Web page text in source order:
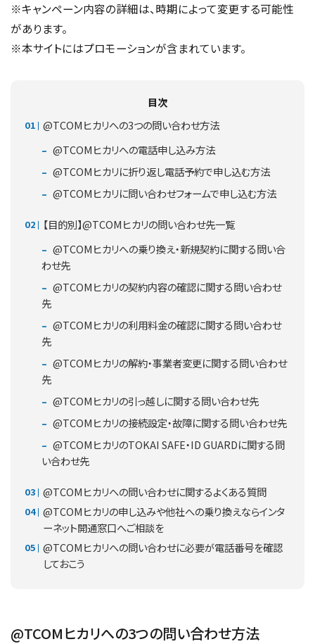
※キャンペーン内容の詳細は、時期によって変更する可能性
があります。
※本サイトにはプロモーションが含まれています。
目次
@TCOMヒカリへの3つの問い合わせ方法
@TCOMヒカリへの電話申し込み方法
@TCOMヒカリに折り返し電話予約で申し込む方法
@TCOMヒカリに問い合わせフォームで申し込む方法
【目的別】@TCOMヒカリの問い合わせ先一覧
@TCOMヒカリへの乗り換え・新規契約に関する問い合
わせ先
@TCOMヒカリの契約内容の確認に関する問い合わせ
先
@TCOMヒカリの利用料金の確認に関する問い合わせ
先
@TCOMヒカリの解約・事業者変更に関する問い合わせ
先
@TCOMヒカリの引っ越しに関する問い合わせ先
@TCOMヒカリの接続設定・故障に関する問い合わせ先
@TCOMヒカリのTOKAI SAFE・ID GUARDに関する問
い合わせ先
@TCOMヒカリへの問い合わせに関するよくある質問
@TCOMヒカリの申し込みや他社への乗り換えならインタ
ーネット開通窓口へご相談を
@TCOMヒカリへの問い合わせに必要が電話番号を確認
しておこう
@TCOMヒカリへの3つの問い合わせ方法